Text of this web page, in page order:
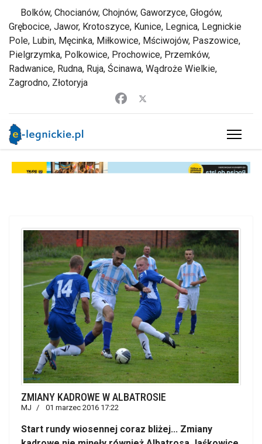
Bolków, Chocianów, Chojnów, Gaworzyce, Głogów,
Grębocice, Jawor, Krotoszyce, Kunice, Legnica, Legnickie
Pole, Lubin, Męcinka, Miłkowice, Mściwojów, Paszowice,
Pielgrzymka, Polkowice, Prochowice, Przemków,
Radwanice, Rudna, Ruja, Ścinawa, Wądroże Wielkie,
Zagrodno, Złotoryja
ZMIANY KADROWE W ALBATROSIE
MJ 01 marzec 2016 17:22
Start rundy wiosennej coraz bliżej... Zmiany